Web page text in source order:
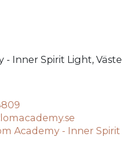
Inner Spirit Light,
Academy - Inner Spirit